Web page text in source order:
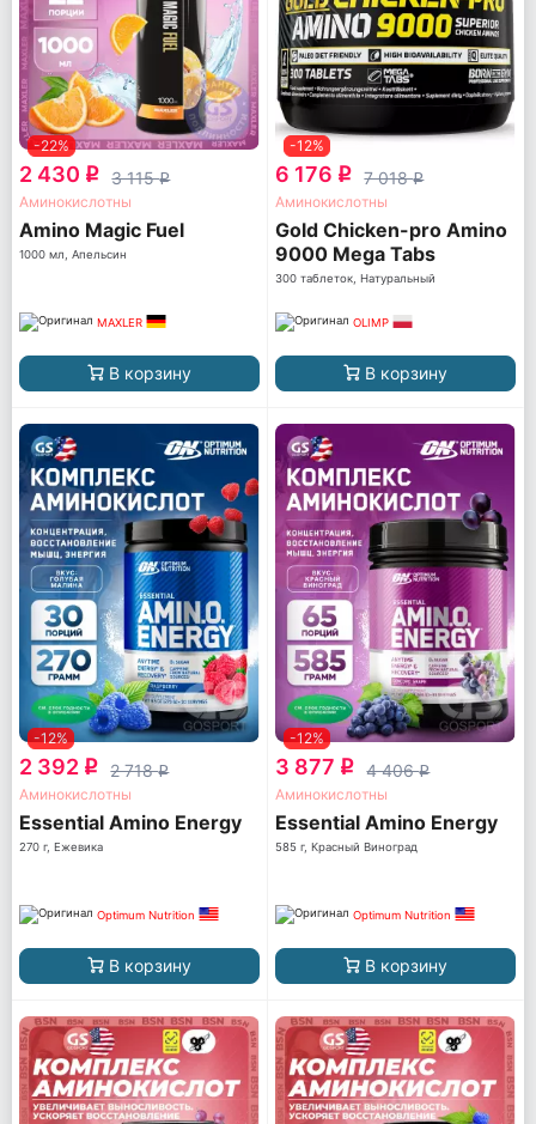
-22%
2 430 q 3 115q
Аминокислотны
Amino Magic Fuel
1000 мл, Апельсин
MAXLER
В корзину
-12%
6 176 q 7 018q
Аминокислотны
Gold Chicken-pro Amino
9000 Mega Tabs
300 таблеток, Натуральный
OLIMP
В корзину
-12%
2 392 q 2 718q
Аминокислотны
Essential Amino Energy
270 г, Ежевика
Optimum Nutrition
В корзину
-12%
3 877 q 4 406q
Аминокислотны
Essential Amino Energy
585 г, Красный Виноград
Optimum Nutrition
В корзину